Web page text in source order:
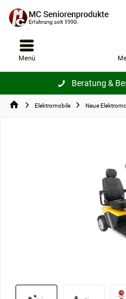
Beratung &
Menü
Elektromobile Neue